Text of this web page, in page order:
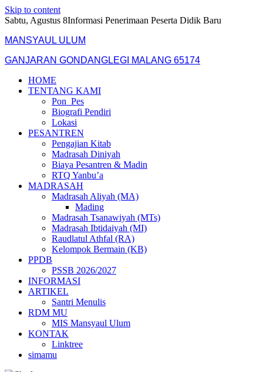
Skip to content
Sabtu, Agustus 8Informasi Penerimaan Peserta Didik Baru
MANSYAUL ULUM
GANJARAN GONDANGLEGI MALANG 65174
HOME
TENTANG KAMI
Pon_Pes
Biografi Pendiri
Lokasi
PESANTREN
Pengajian Kitab
Madrasah Diniyah
Biaya Pesantren & Madin
RTQ Yanbu’a
MADRASAH
Madrasah Aliyah (MA)
Mading
Madrasah Tsanawiyah (MTs)
Madrasah Ibtidaiyah (MI)
Raudlatul Athfal (RA)
Kelompok Bermain (KB)
PPDB
PSSB 2026/2027
INFORMASI
ARTIKEL
Santri Menulis
RDM MU
MIS Mansyaul Ulum
KONTAK
Linktree
simamu